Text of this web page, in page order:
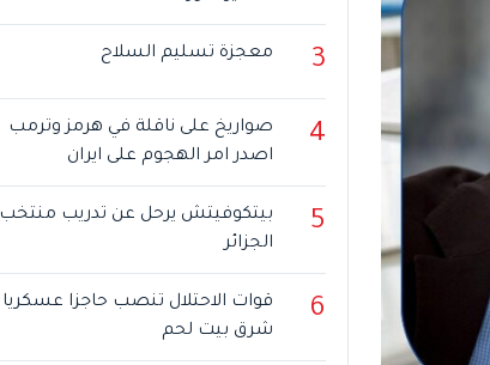
3 معجزة تسليم السلاح
4
صواريخ على ناقلة في هرمز وترمب
اصدر امر الهجوم على ايران
5
بيتكوفيتش يرحل عن تدريب منتخب
الجزائر
6
قوات الاحتلال تنصب حاجزا عسكريا
شرق بيت لحم